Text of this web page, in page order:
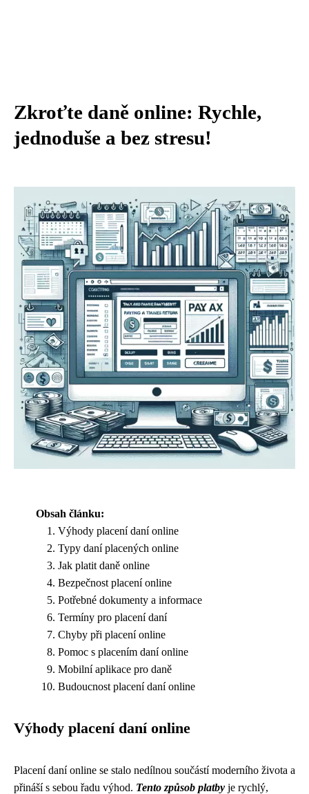
Zkroťte daně online: Rychle,
jednoduše a bez stresu!
Obsah článku:
Výhody placení daní online
Typy daní placených online
Jak platit daně online
Bezpečnost placení online
Potřebné dokumenty a informace
Termíny pro placení daní
Chyby při placení online
Pomoc s placením daní online
Mobilní aplikace pro daně
Budoucnost placení daní online
Výhody placení daní online
Placení daní online se stalo nedílnou součástí moderního života a
přináší s sebou řadu výhod. Tento způsob platby je rychlý,